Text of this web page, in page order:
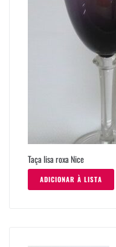
Taça lisa roxa Nice
ADICIONAR À LISTA